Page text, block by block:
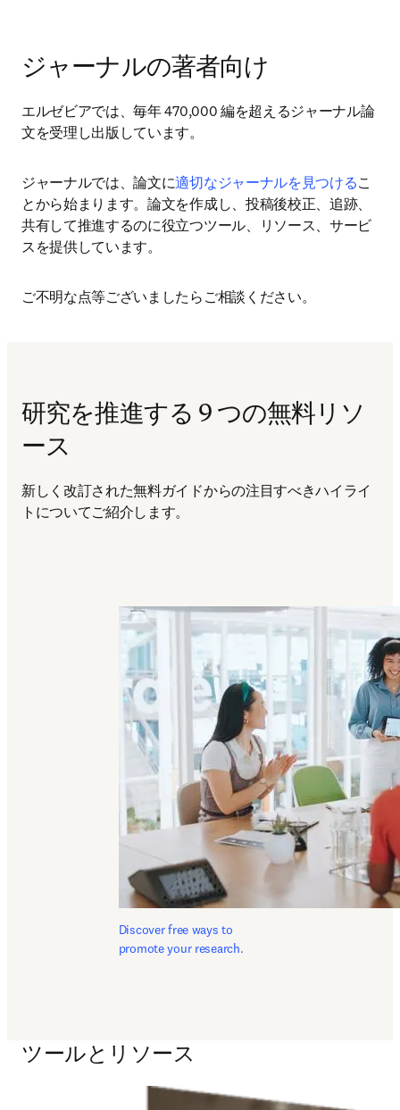
ジャーナルの著者向け
エルゼビアでは、毎年 470,000 編を超えるジャーナル論
文を受理し出版しています。
ジャーナルでは、論文に適切なジャーナルを見つけるこ
とから始まります。論文を作成し、投稿後校正、追跡、
共有して推進するのに役立つツール、リソース、サービ
スを提供しています。
ご不明な点等ございましたらご相談ください。
研究を推進する 9 つの無料リソ
ース
新しく改訂された無料ガイドからの注目すべきハイライ
トについてご紹介します。
Discover free ways to
promote your research.
ツールとリソース